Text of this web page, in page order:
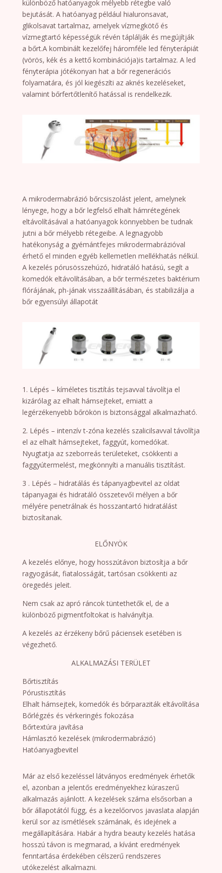
különböző hatóanyagok mélyebb rétegbe való
bejutását. A hatóanyag például hialuronsavat,
glikolsavat tartalmaz, amelyek vízmegkötő és
vízmegtartó képességük révén táplálják és megújítják
a bőrt.A kombinált kezelőfej háromféle led fényterápiát
(vörös, kék és a kettő kombinációja)is tartalmaz. A led
fényterápia jótékonyan hat a bőr regenerációs
folyamatára, és jól kiegészíti az aknés kezeléseket,
valamint bőrfertőtlenítő hatással is rendelkezik.
A mikrodermabrázió bőrcsiszolást jelent, amelynek
lényege, hogy a bőr legfelső elhalt hámrétegének
eltávolításával a hatóanyagok könnyebben be tudnak
jutni a bőr mélyebb rétegeibe. A legnagyobb
hatékonyság a gyémántfejes mikrodermabrázióval
érhető el minden egyéb kellemetlen mellékhatás nélkül.
A kezelés pórusösszehúzó, hidratáló hatású, segít a
komedók eltávolításában, a bőr természetes baktérium
flórájának, ph-jának visszaállításában, és stabilizálja a
bőr egyensúlyi állapotát
1. Lépés – kíméletes tisztítás tejsavval távolítja el
kizárólag az elhalt hámsejteket, emiatt a
legérzékenyebb bőrökön is biztonsággal alkalmazható.
2. Lépés – intenzív t-zóna kezelés szalicilsavval távolítja
el az elhalt hámsejteket, faggyút, komedókat.
Nyugtatja az szeborreás területeket, csökkenti a
faggyútermelést, megkönnyíti a manuális tisztítást.
3 . Lépés – hidratálás és tápanyagbevitel az oldat
tápanyagai és hidratáló összetevőI mélyen a bőr
mélyére penetrálnak és hosszantartó hidratálást
biztosítanak.
ELŐNYÖK
A kezelés előnye, hogy hosszútávon biztosítja a bőr
ragyogását, fiatalosságát, tartósan csökkenti az
öregedés jeleit.
Nem csak az apró ráncok tüntethetők el, de a
különböző pigmentfoltokat is halványítja.
A kezelés az érzékeny bőrű páciensek esetében is
végezhető.
ALKALMAZÁSI TERÜLET
Bőrtisztítás
Pórustisztítás
Elhalt hámsejtek, komedók és bőrparaziták eltávolítása
Bőrlégzés és vérkeringés fokozása
Bőrtextúra javítása
Hámlasztó kezelések (mikrodermabrázió)
Hatóanyagbevitel
Már az első kezeléssel látványos eredmények érhetők
el, azonban a jelentős eredményekhez kúraszerű
alkalmazás ajánlott. A kezelések száma elsősorban a
bőr állapotától függ, és a kezelőorvos javaslata alapján
kerül sor az ismétlések számának, és idejének a
megállapítására. Habár a hydra beauty kezelés hatása
hosszú távon is megmarad, a kívánt eredmények
fenntartása érdekében célszerű rendszeres
utókezelést alkalmazni.